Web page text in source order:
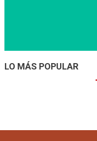
LO MÁS POPULAR